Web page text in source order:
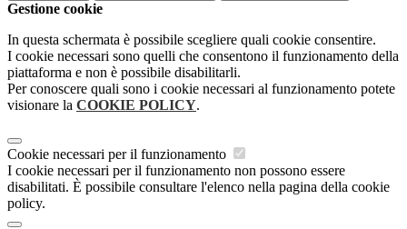
Gestione cookie
In questa schermata è possibile scegliere quali cookie consentire.
I cookie necessari sono quelli che consentono il funzionamento della
piattaforma e non è possibile disabilitarli.
Per conoscere quali sono i cookie necessari al funzionamento potete
visionare la COOKIE POLICY.
Cookie necessari per il funzionamento
I cookie necessari per il funzionamento non possono essere
disabilitati. È possibile consultare l'elenco nella pagina della cookie
policy.